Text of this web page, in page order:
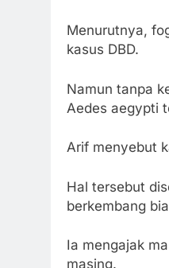
Menurutnya,
kasus DBD.
Namun tanpa
Aedes aegypti
Arif menyebut
Hal tersebut
berkembang
Ia mengajak
masing.